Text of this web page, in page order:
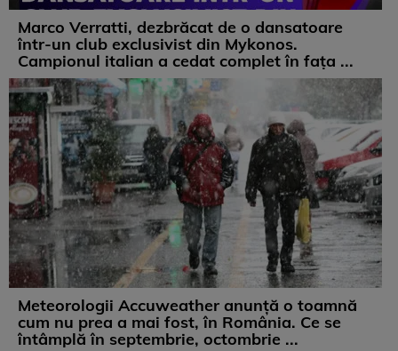
Marco Verratti, dezbrăcat de o dansatoare
într-un club exclusivist din Mykonos.
Campionul italian a cedat complet în fața ...
Meteorologii Accuweather anunță o toamnă
cum nu prea a mai fost, în România. Ce se
întâmplă în septembrie, octombrie ...